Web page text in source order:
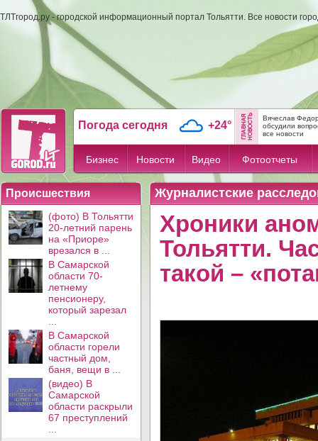
ТЛТгород.ру - городской информационный портал Тольятти. Все новости
Погода сегодня +24°
Вячеслав
обсудили
все новости
Бизнес Новости Видео Фотоотчеты
Происшествия
(фото) В Тольятти
20-летний парень
на «Приоре»
врезался в ...
В Самарской
области 70-
летнему
пенсионеру,
который зарезал
В Самарской
области горели
частный дом,
баня, вещи в ...
(видео) В
Самарской
области раскрыли
67 преступлений
Журналистские
Хроники
Тольятти.
такой –